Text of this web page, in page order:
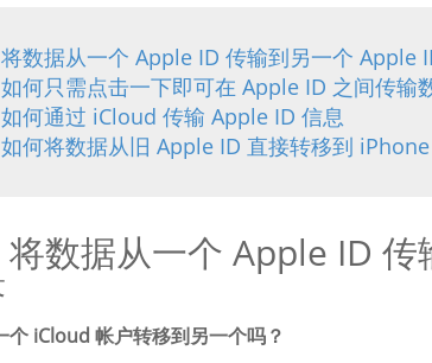
数据从一个 Apple ID 传输到另一个 Apple
何只需点击一下即可在 Apple ID 之间传输
何通过 iCloud 传输 Apple ID 信息
何将数据从旧 Apple ID 直接转移到
数据从一个 Apple ID
个 iCloud 帐户转移到另一个吗？